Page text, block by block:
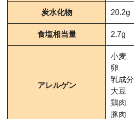
炭水化物 20.2g
食塩相当量 2.7g
アレルゲン
小麦
卵
乳成分
大豆
鶏肉
豚肉